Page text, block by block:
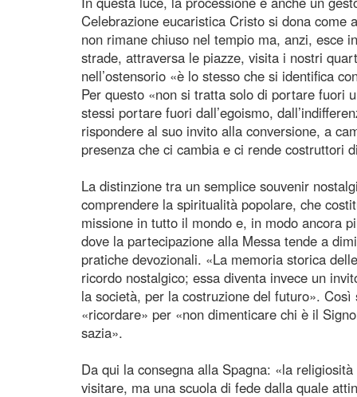
Celebrazione eucaristica Cristo si dona come
non rimane chiuso nel tempio ma, anzi, esce
strade, attraversa le piazze, visita i nostri
nell’ostensorio «è lo stesso che si identifica
Per questo «non si tratta solo di portare fuori
stessi portare fuori dall’egoismo,
rispondere al suo invito alla conversione, a
presenza che ci cambia e ci rende costruttori
La distinzione tra un semplice souvenir
comprendere la spiritualità popolare, che
missione in tutto il mondo e, in modo ancora
dove la partecipazione alla Messa tende a
pratiche devozionali. «La memoria storica
ricordo nostalgico; essa diventa invece un
la società, per la costruzione del futuro».
«ricordare» per «non dimenticare chi è il
sazia».
Da qui la consegna alla Spagna: «la
visitare, ma una scuola di fede dalla quale